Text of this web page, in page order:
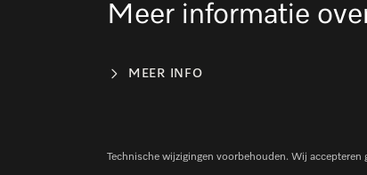
Meer informatie
MEER INFO
Technische wijzigingen voorbehouden. Wij